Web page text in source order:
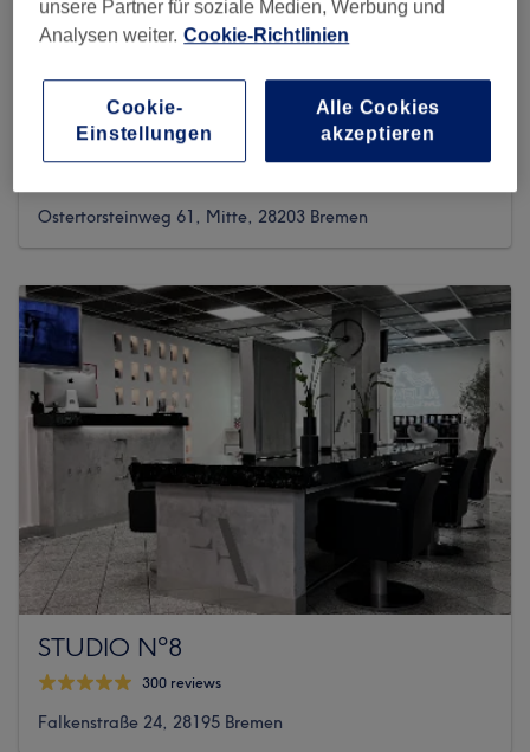
Cutstory
Ostertorsteinweg 61, Mitte, 28203 Bremen
STUDIO Nº8
300 reviews
Falkenstraße 24, 28195 Bremen
unsere Partner für soziale Medien, Werbung und
Analysen weiter. Cookie-Richtlinien
Cookie-
Einstellungen
Alle Cookies
akzeptieren